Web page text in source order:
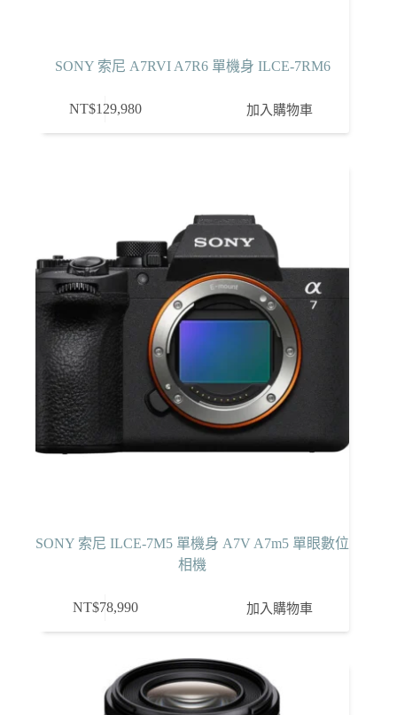
SONY 索尼 A7RVI A7R6 單機身 ILCE-7RM6
NT$129,980 加入購物車
SONY 索尼 ILCE-7M5 單機身 A7V A7m5 單眼數位
相機
NT$78,990 加入購物車